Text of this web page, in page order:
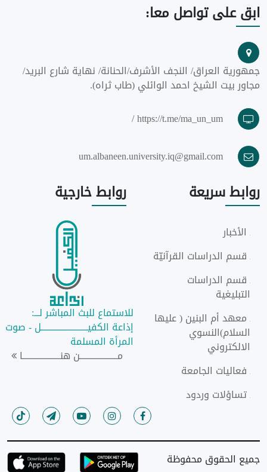
ابقعلى تواصل معا:
جمهورية العراق/ النجف الأشرف/الحنانة/ نهاية شارع البريد/
مجاور بيت الشيخ احمد الوائلي (طاب ثراه).
https://t.me/ma_un_um /
um.albaneen.university.iq@gmail.com
روابطسريعة
الأخبار
قسم الدراسات القرآنيّة
قسم الدراسات
التبليغية
معهد أم البنين ( عليها
السلام)النسوي
الالكتروني
فعاليات الجامعة
تساؤلات وردود
روابطخارجية
للاستماع للبث المباشر لـــ:
إذاعة الكفيــــــــــــــــــــــــــل - صوت
المرأة المسلمة
مـــــــــــــــــــــن هنـــــــــــــــــــــا
جميع الحقوق محفوظة